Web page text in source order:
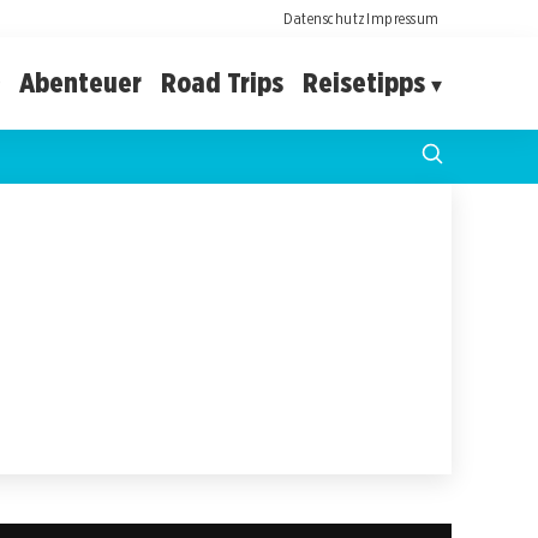
DatenschutzImpressum
Abenteuer Road Trips Reisetipps